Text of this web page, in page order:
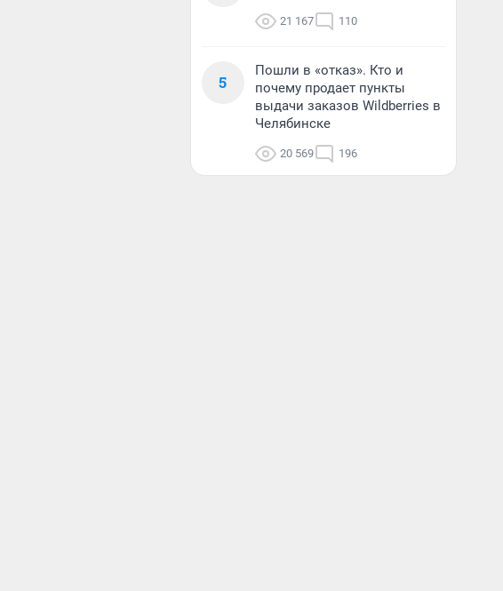
21 167 110
5
Пошли в «отказ». Кто и
почему продает пункты
выдачи заказов Wildberries в
Челябинске
20 569 196